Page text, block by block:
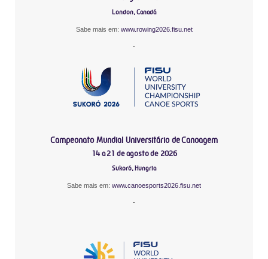
London, Canadá
Sabe mais em: www.rowing2026.fisu.net
-
Campeonato Mundial Universitário de Canoagem
14 a 21 de agosto de 2026
Sukoró, Hungria
Sabe mais em: www.canoesports2026.fisu.net
-